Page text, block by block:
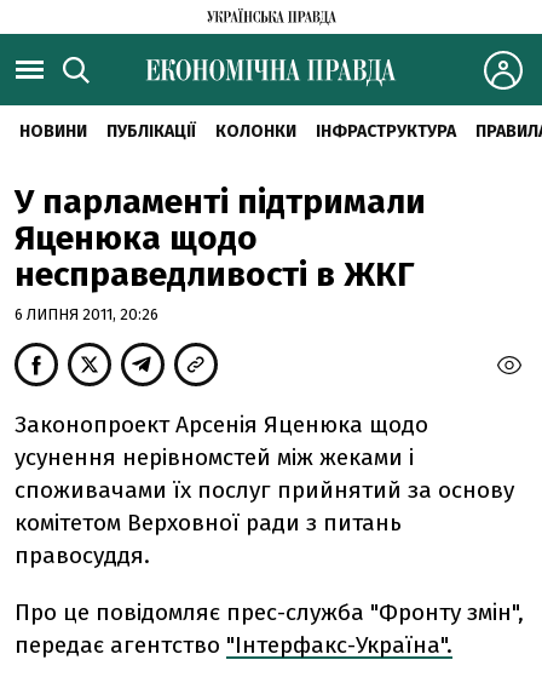
НОВИНИ ПУБЛІКАЦІЇ КОЛОНКИ ІНФРАСТРУКТУРА
У парламенті підтримали
Яценюка щодо
несправедливості в ЖКГ
6 ЛИПНЯ 2011, 20:26
Законопроект Арсенiя Яценюка щодо
усунення нерівномстей між жеками і
споживачами їх послуг прийнятий за основу
комітетом Верховної ради з питань
правосуддя.
Про це повідомляє прес-служба "Фронту змiн",
передає агентство "Інтерфакс-Україна".